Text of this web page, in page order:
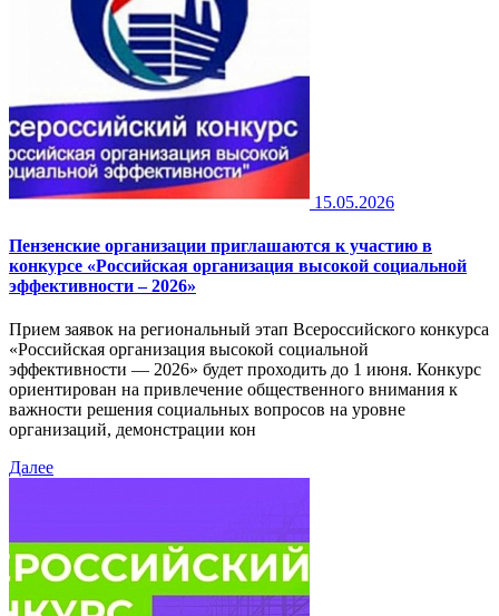
15.05.2026
Пензенские организации приглашаются к участию в
конкурсе «Российская организация высокой социальной
эффективности – 2026»
Прием заявок на региональный этап Всероссийского конкурса
«Российская организация высокой социальной
эффективности — 2026» будет проходить до 1 июня. Конкурс
ориентирован на привлечение общественного внимания к
важности решения социальных вопросов на уровне
организаций, демонстрации кон
Далее